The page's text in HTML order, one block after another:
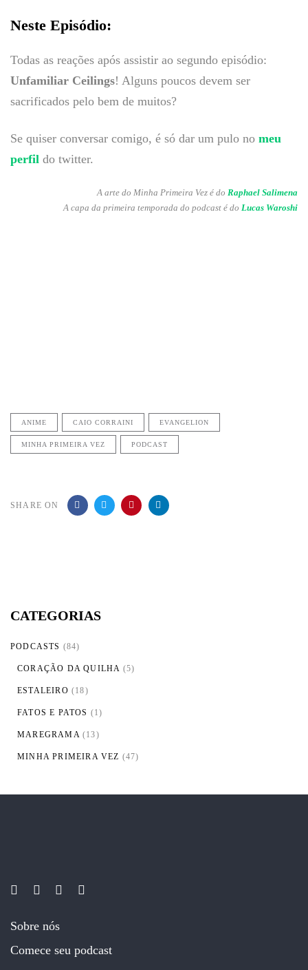
Neste Episódio:
Todas as reações após assistir ao segundo episódio:
Unfamiliar Ceilings! Alguns poucos devem ser
sacrificados pelo bem de muitos?
Se quiser conversar comigo, é só dar um pulo no meu
perfil do twitter.
A arte do Minha Primeira Vez é do Raphael Salimena
A capa da primeira temporada do podcast é do Lucas Waroshi
ANIME CAIO CORRAINI EVANGELION
MINHA PRIMEIRA VEZ PODCAST
SHARE ON
CATEGORIAS
PODCASTS (84)
CORAÇÃO DA QUILHA (5)
ESTALEIRO (18)
FATOS E PATOS (1)
MAREGRAMA (13)
MINHA PRIMEIRA VEZ (47)
Sobre nós
Comece seu podcast